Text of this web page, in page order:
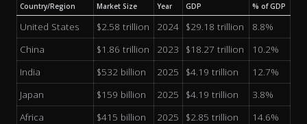
Country/Region Market Size Year GDP % of GDP
United States $2.58 trillion 2024 $29.18 trillion
8.8%
China
$1.86 trillion 2023 $18.27 trillion
10.2%
India
$532 billion 2025 $4.19 trillion
12.7%
Japan
$159 billion 2025 $4.19 trillion
3.8%
Africa
$415 billion 2025 $2.85 trillion
14.6%